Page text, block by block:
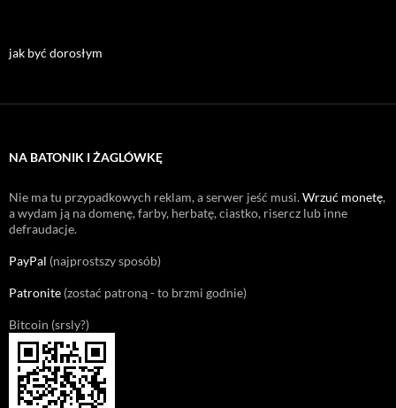
jak być dorosłym
NA BATONIK I ŻAGLÓWKĘ
Nie ma tu przypadkowych reklam, a serwer jeść musi.Wrzuć monetę,
a wydam ją na domenę, farby, herbatę, ciastko, risercz lub inne
defraudacje.
PayPal (najprostszy sposób)
Patronite (zostać patroną - to brzmi godnie)
Bitcoin (srsly?)